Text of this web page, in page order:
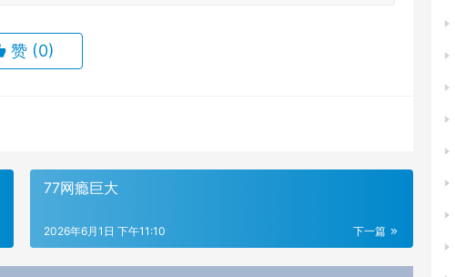
赞 (0)
77网瘾巨大
下一篇
2026年6月1日 下午11:10